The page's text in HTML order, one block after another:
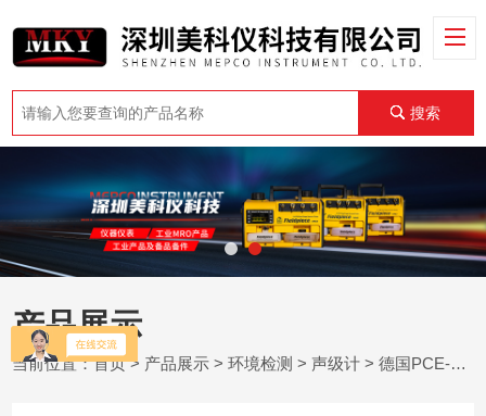
搜索
产品展示
当前位置：首页> 产品展示 >环境检测 >声级计 > 德国PCE-NDL 10 - 数据记录分贝计